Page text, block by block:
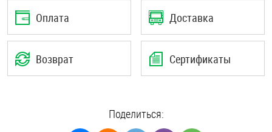
Оплата Доставка
Возврат Сертификаты
Поделиться: